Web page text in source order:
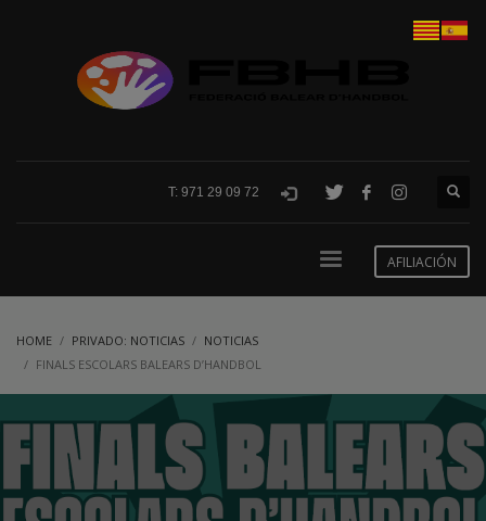
T: 971 29 09 72
AFILIACIÓN
HOME PRIVADO: NOTICIAS
NOTICIAS
FINALS ESCOLARS BALEARS D’HANDBOL